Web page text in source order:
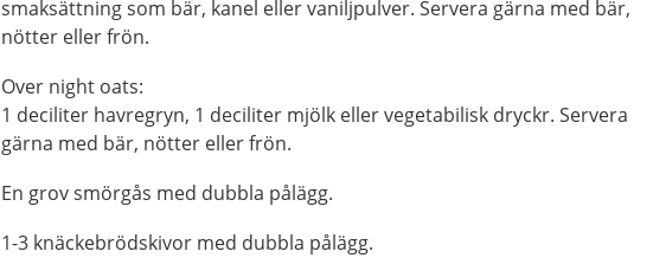
smaksättning som bär, kanel eller vaniljpulver. Servera gärna med bär,
nötter eller frön.
Over night oats:
1 deciliter havregryn, 1 deciliter mjölk eller vegetabilisk dryckr. Servera
gärna med bär, nötter eller frön.
En grov smörgås med dubbla pålägg.
1-3 knäckebrödskivor med dubbla pålägg.